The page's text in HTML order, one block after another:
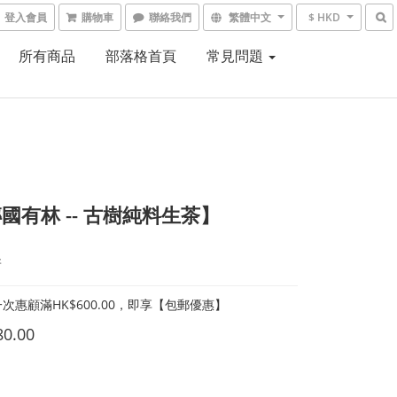
登入會員 購物車 聯絡我們 繁體中文 $ HKD
所有商品 部落格首頁 常見問題
國有林 -- 古樹純料生茶】
惠顧滿HK$600.00，即享【包郵優惠】